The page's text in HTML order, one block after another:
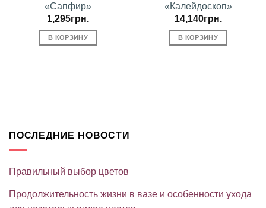
«Сапфир»
1,295грн.
В КОРЗИНУ
«Калейдоскоп»
14,140грн.
В КОРЗИНУ
ПОСЛЕДНИЕ НОВОСТИ
Правильный выбор цветов
Продолжительность жизни в вазе и особенности ухода